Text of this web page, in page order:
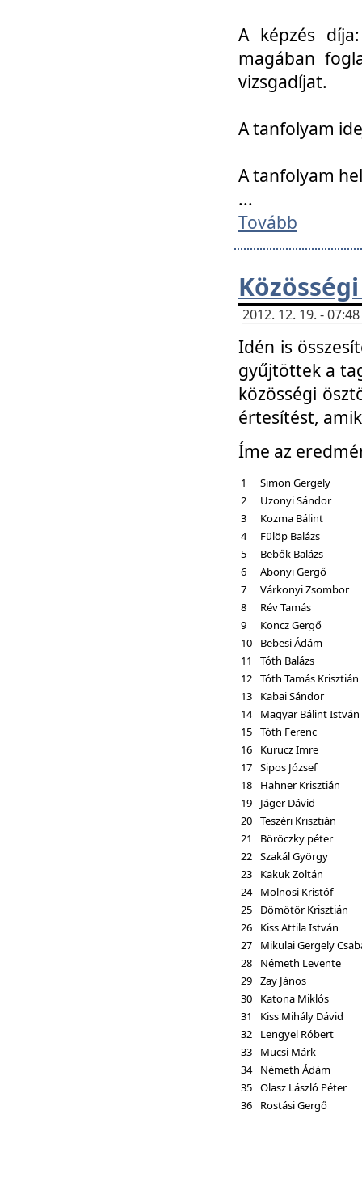
A képzés
magában
vizsgadíjat.
A tanfolyam
A tanfolyam
...
Tovább
2012. 12. 19. -
Idén is
gyűjtöttek a
közösségi
értesítést,
Íme az
1
Simon Gergely
2
Uzonyi Sándor
3
Kozma Bálint
4
Fülöp Balázs
5
Bebők Balázs
6
Abonyi Gergő
7
Várkonyi Zsombor
8
Rév Tamás
9
Koncz Gergő
10
Bebesi Ádám
11
Tóth Balázs
12 Tóth Tamás Krisztián
13
Kabai Sándor
14 Magyar Bálint István
15 Tóth Ferenc
16
Kurucz Imre
17 Sipos József
18
Hahner Krisztián
19
Jáger Dávid
20 Teszéri Krisztián
21
Böröczky péter
22 Szakál György
23
Kakuk Zoltán
24
Molnosi Kristóf
25
Dömötör Krisztián
26
Kiss Attila István
27
Mikulai Gergely
28
Németh Levente
29 Zay János
30
Katona Miklós
31
Kiss Mihály Dávid
32
Lengyel Róbert
33
Mucsi Márk
34
Németh Ádám
35 Olasz László Péter
36
Rostási Gergő